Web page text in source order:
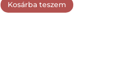
Kosárba teszem